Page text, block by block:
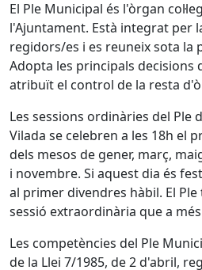
El Ple Municipal és l'òrgan
l'Ajuntament. Està integrat per
regidors/es i es reuneix sota la
Adopta les principals decisions
atribuït el control de la resta
Les sessions ordinàries del Ple
Vilada se celebren a les 18h el
dels mesos de gener, març,
i novembre. Si aquest dia és
al primer divendres hàbil. El
sessió extraordinària que a
Les competències del Ple
de la Llei 7/1985, de 2 d'abril,